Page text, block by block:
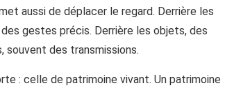
aussi de déplacer le regard. Derrière les
gestes précis. Derrière les objets, des
souvent des transmissions.
: celle de patrimoine vivant. Un patrimoine